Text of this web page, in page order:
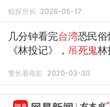
鲸探所长 2026-05-17
几分钟看完台湾恐民
《林投记》， 吊死鬼林
警长看电影 2020-03-30